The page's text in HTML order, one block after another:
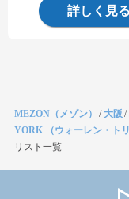
詳しく見る
MEZON（メゾン） /大阪 /
YORK （ウォーレン・ト
リスト一覧